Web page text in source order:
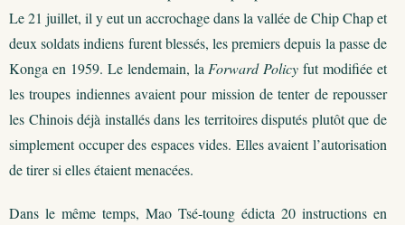
Le 21 juillet, il y eut un accrochage dans la vallée de Chip Chap et
deux soldats indiens furent blessés, les premiers depuis la passe de
Konga en 1959. Le lendemain, la Forward Policy fut modifiée et
les troupes indiennes avaient pour mission de tenter de repousser
les Chinois déjà installés dans les territoires disputés plutôt que de
simplement occuper des espaces vides. Elles avaient l’autorisation
de tirer si elles étaient menacées.
Dans le même temps, Mao Tsé-toung édicta 20 instructions en